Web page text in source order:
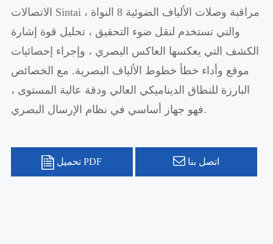
الاتصالات Sintai مراقبة وصلات الألياف الضوئية 8 النواة ،
والتي تستخدم لنقل ضوء التحقيق ، تحليل قوة إشارة
الكشف التي يعكسها العاكس البصري ، وإجراء إحصائيات
موقع وأداء خطأ خطوط الألياف البصرية. مع الخصائص
البارزة للنطاق الديناميكي العالي ودقة عالية المستوى ،
فهو جهاز أساسي في نظام الإرسال البصري.
تحميل PDF اتصل بنا